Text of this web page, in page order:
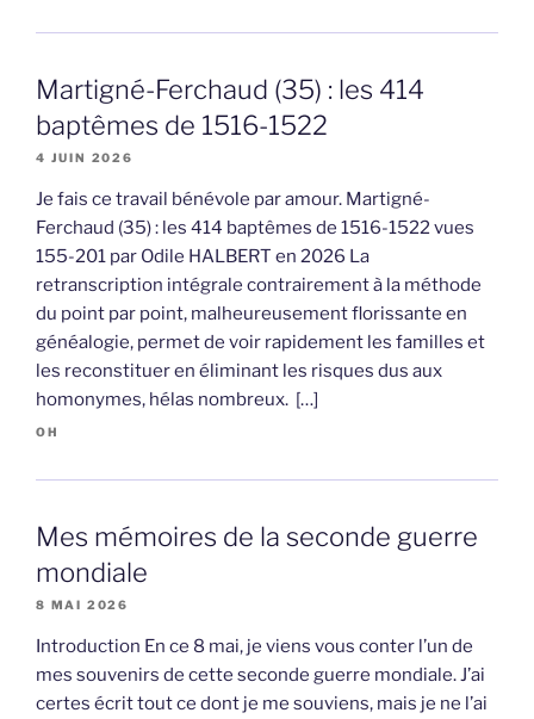
Martigné-Ferchaud (35) : les 414
baptêmes de 1516-1522
4 JUIN 2026
Je fais ce travail bénévole par amour. Martigné-
Ferchaud (35) : les 414 baptêmes de 1516-1522 vues
155-201 par Odile HALBERT en 2026 La
retranscription intégrale contrairement à la méthode
du point par point, malheureusement florissante en
généalogie, permet de voir rapidement les familles et
les reconstituer en éliminant les risques dus aux
homonymes, hélas nombreux. […]
OH
Mes mémoires de la seconde guerre
mondiale
8 MAI 2026
Introduction En ce 8 mai, je viens vous conter l’un de
mes souvenirs de cette seconde guerre mondiale. J’ai
certes écrit tout ce dont je me souviens, mais je ne l’ai